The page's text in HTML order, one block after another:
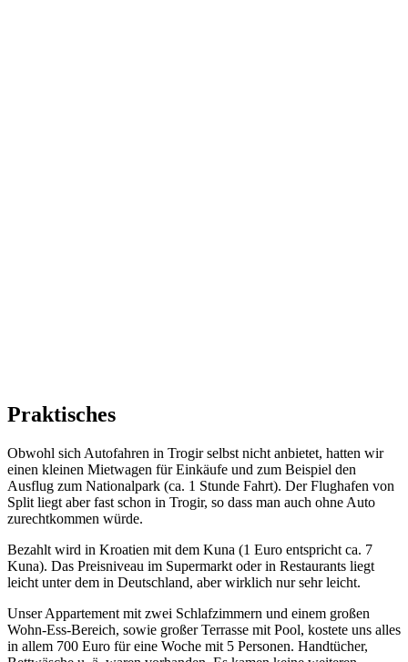
Praktisches
Obwohl sich Autofahren in Trogir selbst nicht anbietet, hatten wir
einen kleinen Mietwagen für Einkäufe und zum Beispiel den
Ausflug zum Nationalpark (ca. 1 Stunde Fahrt). Der Flughafen von
Split liegt aber fast schon in Trogir, so dass man auch ohne Auto
zurechtkommen würde.
Bezahlt wird in Kroatien mit dem Kuna (1 Euro entspricht ca. 7
Kuna). Das Preisniveau im Supermarkt oder in Restaurants liegt
leicht unter dem in Deutschland, aber wirklich nur sehr leicht.
Unser Appartement mit zwei Schlafzimmern und einem großen
Wohn-Ess-Bereich, sowie großer Terrasse mit Pool, kostete uns alles
in allem 700 Euro für eine Woche mit 5 Personen. Handtücher,